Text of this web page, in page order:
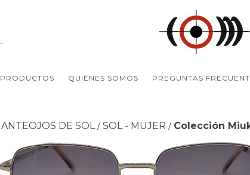
PRODUCTOS QUIÉNES SOMOS PREGUNTAS
ANTEOJOS DE SOL / SOL - MUJER / Colección